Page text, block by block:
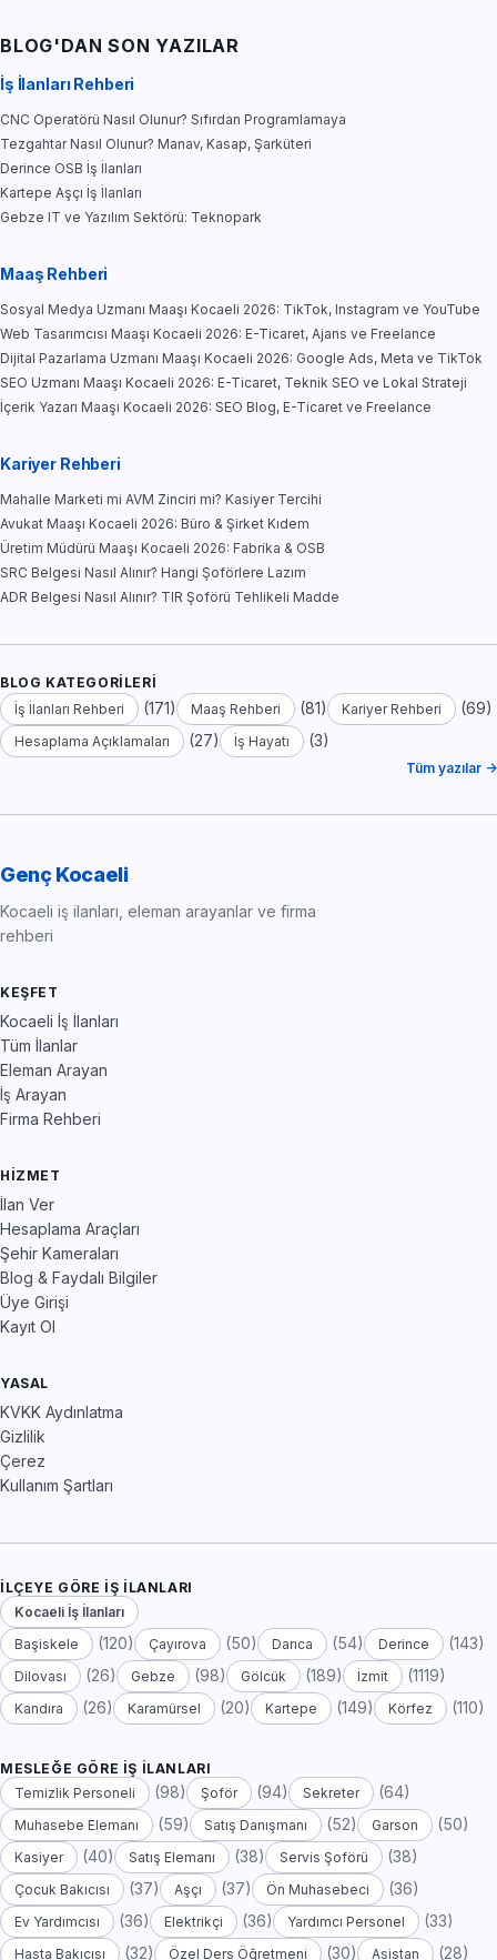
BLOG'DAN SON YAZILAR
İş İlanları Rehberi
CNC Operatörü Nasıl Olunur? Sıfırdan Programlamaya
Tezgahtar Nasıl Olunur? Manav, Kasap, Şarküteri
Derince OSB İş İlanları
Kartepe Aşçı İş İlanları
Gebze IT ve Yazılım Sektörü: Teknopark
Maaş Rehberi
Sosyal Medya Uzmanı Maaşı Kocaeli 2026: TikTok, Instagram ve YouTube
Web Tasarımcısı Maaşı Kocaeli 2026: E-Ticaret, Ajans ve Freelance
Dijital Pazarlama Uzmanı Maaşı Kocaeli 2026: Google Ads, Meta ve TikTok
SEO Uzmanı Maaşı Kocaeli 2026: E-Ticaret, Teknik SEO ve Lokal Strateji
İçerik Yazarı Maaşı Kocaeli 2026: SEO Blog, E-Ticaret ve Freelance
Kariyer Rehberi
Mahalle Marketi mi AVM Zinciri mi? Kasiyer Tercihi
Avukat Maaşı Kocaeli 2026: Büro & Şirket Kıdem
Üretim Müdürü Maaşı Kocaeli 2026: Fabrika & OSB
SRC Belgesi Nasıl Alınır? Hangi Şoförlere Lazım
ADR Belgesi Nasıl Alınır? TIR Şoförü Tehlikeli Madde
BLOG KATEGORILERI
İş İlanları Rehberi
(171) Maaş Rehberi (81) Kariyer Rehberi (69)
Hesaplama Açıklamaları (27) İş Hayatı (3)
Tüm yazılar →
Genç Kocaeli
Kocaeli iş ilanları, eleman arayanlar ve firma
rehberi
KEŞFET
Kocaeli İş İlanları
Tüm İlanlar
Eleman Arayan
İş Arayan
Firma Rehberi
HIZMET
İlan Ver
Hesaplama Araçları
Şehir Kameraları
Blog & Faydalı Bilgiler
Üye Girişi
Kayıt Ol
YASAL
KVKK Aydınlatma
Gizlilik
Çerez
Kullanım Şartları
İLÇEYE GÖRE İŞ İLANLARI
Kocaeli İş İlanları
Başiskele
(120) Çayırova (50) Darıca (54) Derince (143)
Dilovası (26) Gebze (98) Gölcük (189) İzmit (1119)
Kandıra (26) Karamürsel (20) Kartepe (149) Körfez (110)
MESLEĞE GÖRE İŞ İLANLARI
Temizlik Personeli
(98) Şoför (94) Sekreter (64)
Muhasebe Elemanı (59) Satış Danışmanı (52) Garson (50)
Kasiyer (40) Satış Elemanı (38) Servis Şoförü (38)
Çocuk Bakıcısı (37) Aşçı (37) Ön Muhasebeci (36)
Ev Yardımcısı (36) Elektrikçi (36) Yardımcı Personel (33)
Hasta Bakıcısı (32) Özel Ders Öğretmeni (30) Asistan (28)